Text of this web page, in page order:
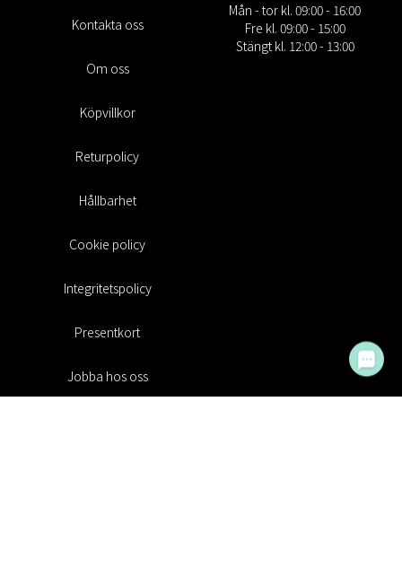
Kontakta oss
Om oss
Köpvillkor
Returpolicy
Hållbarhet
Cookie policy
Integritetspolicy
Presentkort
Jobba hos oss
Mån - tor kl. 09:00 - 16:00
Fre kl. 09:00 - 15:00
Stängt kl. 12:00 - 13:00